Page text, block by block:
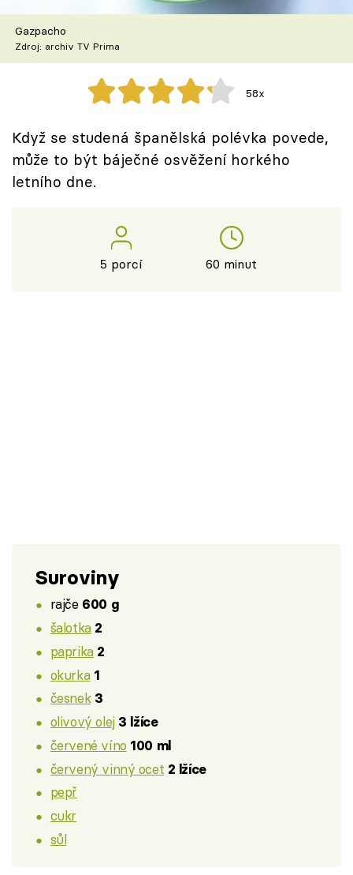
Škola vaření
Recepty z TV
Speciál: Cuketa
Těhotnej kuchař
Sledujte prima+
Gazpacho
Zdroj: archiv TV Prima
58x
Když se studená španělská polévka povede,
může to být báječné osvěžení horkého
letního dne.
5 porcí 60 minut
Suroviny
rajče 600 g
šalotka 2
paprika 2
okurka 1
česnek 3
olivový olej 3 lžíce
červené víno 100 ml
červený vinný ocet 2 lžíce
pepř
cukr
sůl